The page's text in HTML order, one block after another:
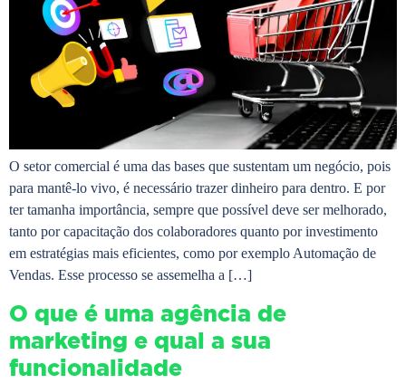
O setor comercial é uma das bases que sustentam um negócio, pois
para mantê-lo vivo, é necessário trazer dinheiro para dentro. E por
ter tamanha importância, sempre que possível deve ser melhorado,
tanto por capacitação dos colaboradores quanto por investimento
em estratégias mais eficientes, como por exemplo Automação de
Vendas. Esse processo se assemelha a […]
O que é uma agência de
marketing e qual a sua
funcionalidade